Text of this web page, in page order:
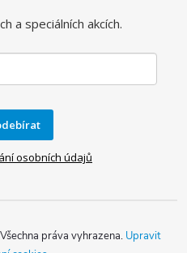
a speciálních akcích.
osobních údajů
práva vyhrazena. Upravit